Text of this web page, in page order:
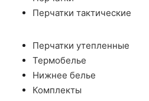
Перчатки тактические
Перчатки утепленные
Термобелье
Нижнее белье
Комплекты